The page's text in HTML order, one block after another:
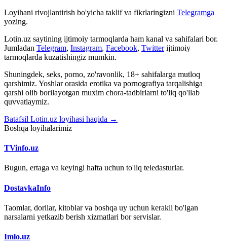
Loyihani rivojlantirish bo'yicha taklif va fikrlaringizni Telegramga
yozing.
Lotin.uz saytining ijtimoiy tarmoqlarda ham kanal va sahifalari bor.
Jumladan Telegram, Instagram, Facebook, Twitter ijtimoiy
tarmoqlarda kuzatishingiz mumkin.
Shuningdek, seks, porno, zo'ravonlik, 18+ sahifalarga mutloq
qarshimiz. Yoshlar orasida erotika va pornografiya tarqalishiga
qarshi olib borilayotgan muxim chora-tadbirlarni to'liq qo'llab
quvvatlaymiz.
Batafsil Lotin.uz loyihasi haqida →
Boshqa loyihalarimiz
TVinfo.uz
Bugun, ertaga va keyingi hafta uchun to'liq teledasturlar.
DostavkaInfo
Taomlar, dorilar, kitoblar va boshqa uy uchun kerakli bo'lgan
narsalarni yetkazib berish xizmatlari bor servislar.
Imlo.uz